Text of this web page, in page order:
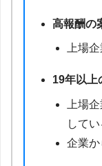
高報酬の
上場
19年以上
上場
して
企業